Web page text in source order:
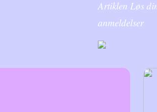
Artiklen Løs
anmeldelser